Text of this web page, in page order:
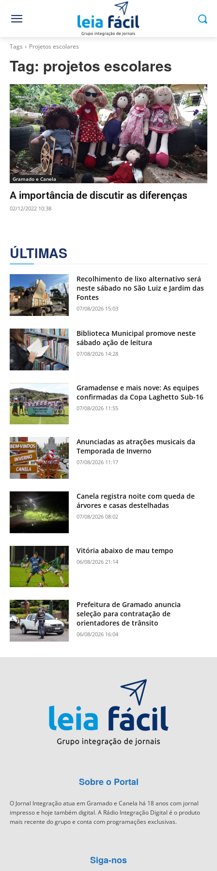
Tags Projetos escolares
Tag: projetos escolares
Gramado e Canela
A importância de discutir as diferenças
02/12/2022 10:38
ÚLTIMAS
Recolhimento de lixo alternativo será
neste sábado no São Luiz e Jardim das
Fontes
07/08/2026 15:03
Biblioteca Municipal promove neste
sábado ação de leitura
07/08/2026 14:28
Gramadense e mais nove: As equipes
confirmadas da Copa Laghetto Sub-16
07/08/2026 11:55
Anunciadas as atrações musicais da
Temporada de Inverno
07/08/2026 11:17
Canela registra noite com queda de
árvores e casas destelhadas
07/08/2026 08:02
Vitória abaixo de mau tempo
06/08/2026 21:14
Prefeitura de Gramado anuncia
seleção para contratação de
orientadores de trânsito
06/08/2026 16:04
Sobre o Portal
O Jornal Integração atua em Gramado e Canela há 18 anos com jornal
impresso e hoje também digital. A Rádio Integração Digital é o produto
mais recente do grupo e conta com programações exclusivas.
Siga-nos